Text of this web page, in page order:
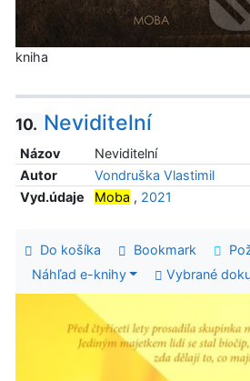
kniha
10. Neviditelní
Názov
Neviditelní
Autor
Vondruška Vlastimil
Vyd.údaje
Moba , 2021
Do košíka Bookmark
Náhľad e-knihy
Vybrané